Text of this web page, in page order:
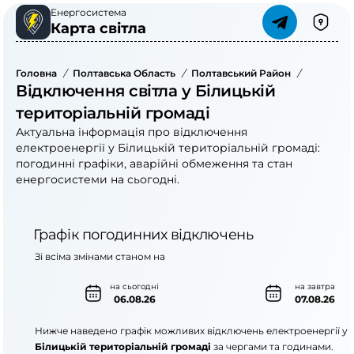
Енергосистема
Карта світла
Головна / Полтавська Область / Полтавський Район /
Відключення світла у Білицькій
територіальній громаді
Актуальна інформація про відключення
електроенергії у Білицькій територіальній громаді:
погодинні графіки, аварійні обмеження та стан
енергосистеми на сьогодні.
Графік погодинних відключень
на сьогодні
06.08.26
на завтра
07.08.26
Зі всіма змінами станом на
Нижче наведено графік можливих відключень електроенергії у
Білицькій територіальній громаді за чергами та годинами.